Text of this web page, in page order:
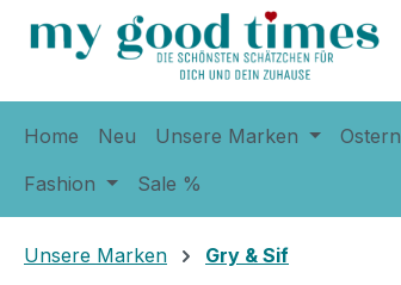
Zur Hauptnavigation springen
Home Neu Unsere Marken Ostern
Fashion
Sale %
Unsere Marken Gry & Sif